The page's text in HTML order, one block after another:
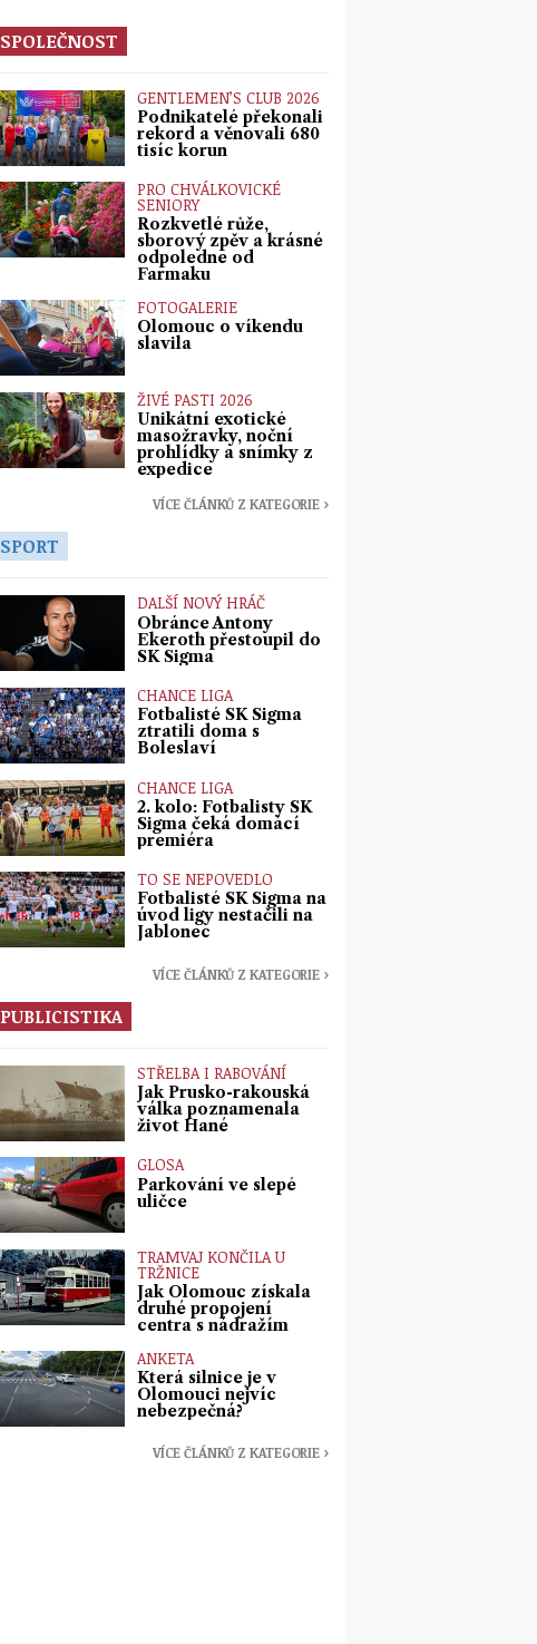
SPOLEČNOST
GENTLEMEN’S CLUB 2026
Podnikatelé překonali
rekord a věnovali 680
tisíc korun
PRO CHVÁLKOVICKÉ
SENIORY
Rozkvetlé růže,
sborový zpěv a krásné
odpoledne od
Farmaku
FOTOGALERIE
Olomouc o víkendu
slavila
ŽIVÉ PASTI 2026
Unikátní exotické
masožravky, noční
prohlídky a snímky z
expedice
VÍCE ČLÁNKŮ Z KATEGORIE ›
SPORT
DALŠÍ NOVÝ HRÁČ
Obránce Antony
Ekeroth přestoupil do
SK Sigma
CHANCE LIGA
Fotbalisté SK Sigma
ztratili doma s
Boleslaví
CHANCE LIGA
2. kolo: Fotbalisty SK
Sigma čeká domácí
premiéra
TO SE NEPOVEDLO
Fotbalisté SK Sigma na
úvod ligy nestačili na
Jablonec
VÍCE ČLÁNKŮ Z KATEGORIE ›
PUBLICISTIKA
STŘELBA I RABOVÁNÍ
Jak Prusko-rakouská
válka poznamenala
život Hané
GLOSA
Parkování ve slepé
uličce
TRAMVAJ KONČILA U
TRŽNICE
Jak Olomouc získala
druhé propojení
centra s nádražím
ANKETA
Která silnice je v
Olomouci nejvíc
nebezpečná?
VÍCE ČLÁNKŮ Z KATEGORIE ›